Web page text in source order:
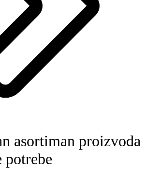
asortiman proizvoda
potrebe